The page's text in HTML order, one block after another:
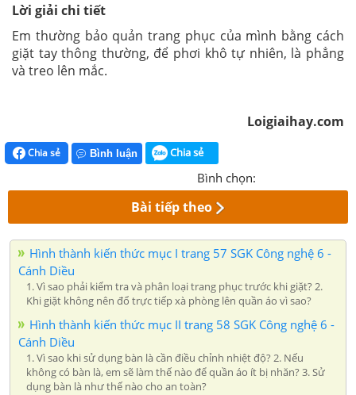
Lời giải chi tiết
Em thường bảo quản trang phục của mình bằng cách
giặt tay thông thường, để phơi khô tự nhiên, là phẳng
và treo lên mắc.
Loigiaihay.com
Chia sẻ Bình luận Chia sẻ
Bình chọn:
Bài tiếp theo
Hình thành kiến thức mục I trang 57 SGK Công nghệ 6 -
Cánh Diều
1. Vì sao phải kiểm tra và phân loại trang phục trước khi giặt? 2.
Khi giặt không nên đổ trực tiếp xà phòng lên quần áo vì sao?
Hình thành kiến thức mục II trang 58 SGK Công nghệ 6 -
Cánh Diều
1. Vì sao khi sử dụng bàn là cần điều chỉnh nhiệt độ? 2. Nếu
không có bàn là, em sẽ làm thế nào để quần áo ít bị nhăn? 3. Sử
dụng bàn là như thế nào cho an toàn?